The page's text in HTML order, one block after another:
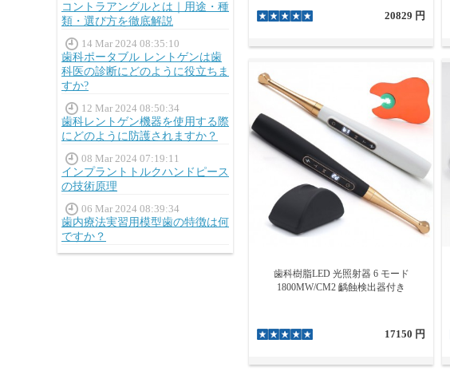
コントラアングルとは｜用途・種
類・選び方を徹底解説
14 Mar 2024 08:35:10
歯科ポータブル レントゲンは歯
科医の診断にどのように役立ちま
すか?
12 Mar 2024 08:50:34
歯科レントゲン機器を使用する際
にどのように防護されますか？
08 Mar 2024 07:19:11
インプラントトルクハンドピース
の技術原理
06 Mar 2024 08:39:34
歯内療法実習用模型歯の特徴は何
ですか？
20829 円
歯科樹脂LED 光照射器 6 モード
1800MW/CM2 齲蝕検出器付き
17150 円